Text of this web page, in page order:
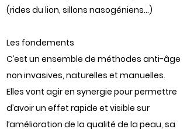
(rides du lion, sillons nasogéniens...)
Les fondements
C’est un ensemble de méthodes anti-âge
non invasives, naturelles et manuelles.
Elles vont agir en synergie pour permettre
d’avoir un effet rapide et visible sur
l’amélioration de la qualité de la peau, sa